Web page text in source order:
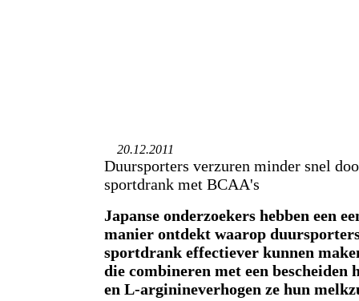
20.12.2011
Duursporters verzuren minder snel
sportdrank met BCAA's
Japanse onderzoekers hebben een
manier ontdekt waarop
sportdrank effectiever kunnen
die combineren met een bescheiden
en L-arginineverhogen ze hun